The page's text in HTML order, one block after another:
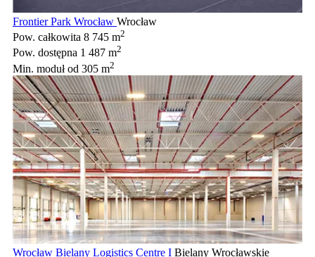
Frontier Park Wrocław Wrocław
Pow. całkowita 8 745 m2
Pow. dostępna 1 487 m2
Min. modułod 305 m2
Wrocław Bielany Logistics Centre I Bielany Wrocławskie